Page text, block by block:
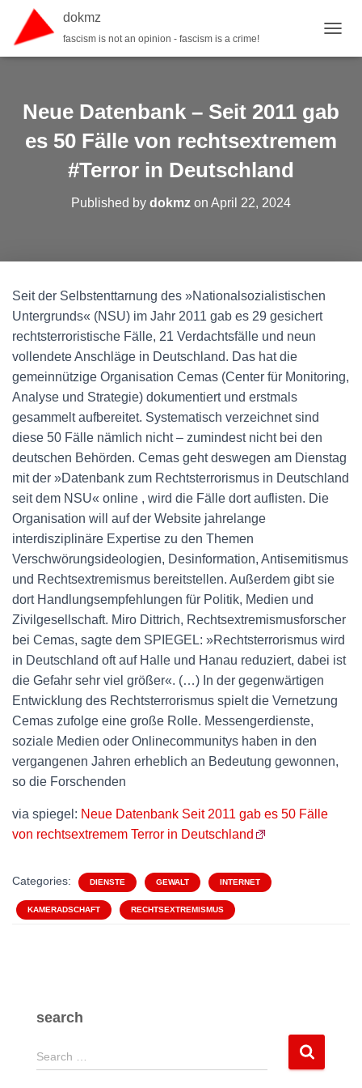
dokmz
fascism is not an opinion - fascism is a crime!
Neue Datenbank – Seit 2011 gab
es 50 Fälle von rechtsextremem
#Terror in Deutschland
Published by dokmz on April 22, 2024
Seit der Selbstenttarnung des »Nationalsozialistischen
Untergrunds« (NSU) im Jahr 2011 gab es 29 gesichert
rechtsterroristische Fälle, 21 Verdachtsfälle und neun
vollendete Anschläge in Deutschland. Das hat die
gemeinnützige Organisation Cemas (Center für Monitoring,
Analyse und Strategie) dokumentiert und erstmals
gesammelt aufbereitet. Systematisch verzeichnet sind
diese 50 Fälle nämlich nicht – zumindest nicht bei den
deutschen Behörden. Cemas geht deswegen am Dienstag
mit der »Datenbank zum Rechtsterrorismus in Deutschland
seit dem NSU« online , wird die Fälle dort auflisten. Die
Organisation will auf der Website jahrelange
interdisziplinäre Expertise zu den Themen
Verschwörungsideologien, Desinformation, Antisemitismus
und Rechtsextremismus bereitstellen. Außerdem gibt sie
dort Handlungsempfehlungen für Politik, Medien und
Zivilgesellschaft. Miro Dittrich, Rechtsextremismusforscher
bei Cemas, sagte dem SPIEGEL: »Rechtsterrorismus wird
in Deutschland oft auf Halle und Hanau reduziert, dabei ist
die Gefahr sehr viel größer«. (…) In der gegenwärtigen
Entwicklung des Rechtsterrorismus spielt die Vernetzung
Cemas zufolge eine große Rolle. Messengerdienste,
soziale Medien oder Onlinecommunitys haben in den
vergangenen Jahren erheblich an Bedeutung gewonnen,
so die Forschenden
via spiegel: Neue Datenbank Seit 2011 gab es 50 Fälle
von rechtsextremem Terror in Deutschland
Categories: DIENSTE GEWALT INTERNET
KAMERADSCHAFT RECHTSEXTREMISMUS
search
S
e
Search …